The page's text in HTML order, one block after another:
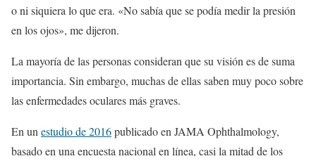
o ni siquiera lo que era. «No sabía que se podía medir la presión
en los ojos», me dijeron.
La mayoría de las personas consideran que su visión es de suma
importancia. Sin embargo, muchas de ellas saben muy poco sobre
las enfermedades oculares más graves.
En unestudio de 2016publicado en JAMA Ophthalmology,
basado en una encuesta nacional en línea, casi la mitad de los